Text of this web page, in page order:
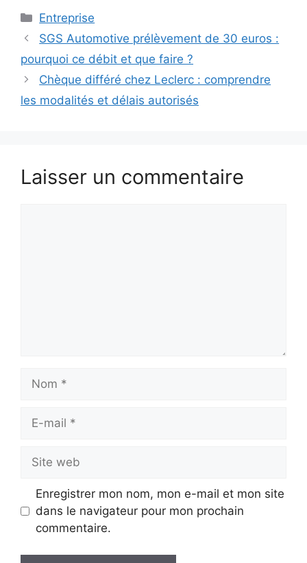
Catégories
Entreprise
SGS Automotive prélèvement de 30 euros :
pourquoi ce débit et que faire ?
Chèque différé chez Leclerc : comprendre
les modalités et délais autorisés
Laisser un commentaire
Nom
Site
web
Enregistrer mon nom, mon e-mail et mon site
dans le navigateur pour mon prochain
commentaire.